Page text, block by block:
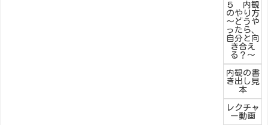
５ 内観
のやり方
～どうや
ったら、
自分と向
き合え
る？～
内観の書
き出し見
本
レクチャ
ー動画